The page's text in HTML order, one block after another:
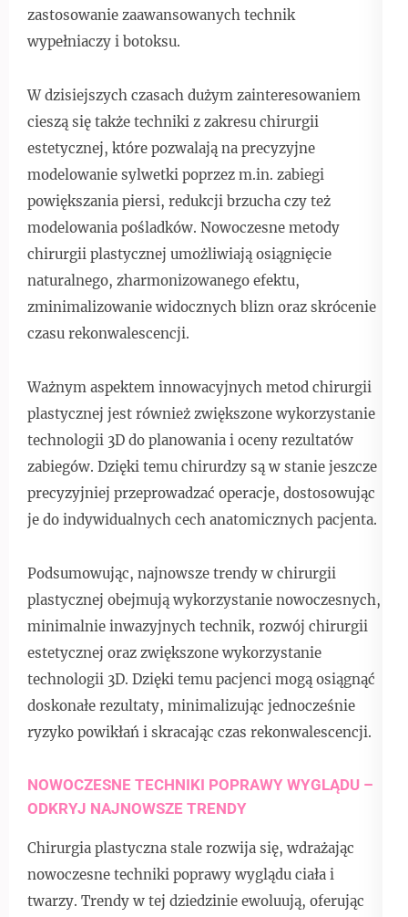
zastosowanie zaawansowanych technik
wypełniaczy i botoksu.
W dzisiejszych czasach dużym zainteresowaniem
cieszą się także techniki z zakresu chirurgii
estetycznej, które pozwalają na precyzyjne
modelowanie sylwetki poprzez m.in. zabiegi
powiększania piersi, redukcji brzucha czy też
modelowania pośladków. Nowoczesne metody
chirurgii plastycznej umożliwiają osiągnięcie
naturalnego, zharmonizowanego efektu,
zminimalizowanie widocznych blizn oraz skrócenie
czasu rekonwalescencji.
Ważnym aspektem innowacyjnych metod chirurgii
plastycznej jest również zwiększone wykorzystanie
technologii 3D do planowania i oceny rezultatów
zabiegów. Dzięki temu chirurdzy są w stanie jeszcze
precyzyjniej przeprowadzać operacje, dostosowując
je do indywidualnych cech anatomicznych pacjenta.
Podsumowując, najnowsze trendy w chirurgii
plastycznej obejmują wykorzystanie nowoczesnych,
minimalnie inwazyjnych technik, rozwój chirurgii
estetycznej oraz zwiększone wykorzystanie
technologii 3D. Dzięki temu pacjenci mogą osiągnąć
doskonałe rezultaty, minimalizując jednocześnie
ryzyko powikłań i skracając czas rekonwalescencji.
NOWOCZESNE TECHNIKI POPRAWY WYGLĄDU –
ODKRYJ NAJNOWSZE TRENDY
Chirurgia plastyczna stale rozwija się, wdrażając
nowoczesne techniki poprawy wyglądu ciała i
twarzy. Trendy w tej dziedzinie ewoluują, oferując